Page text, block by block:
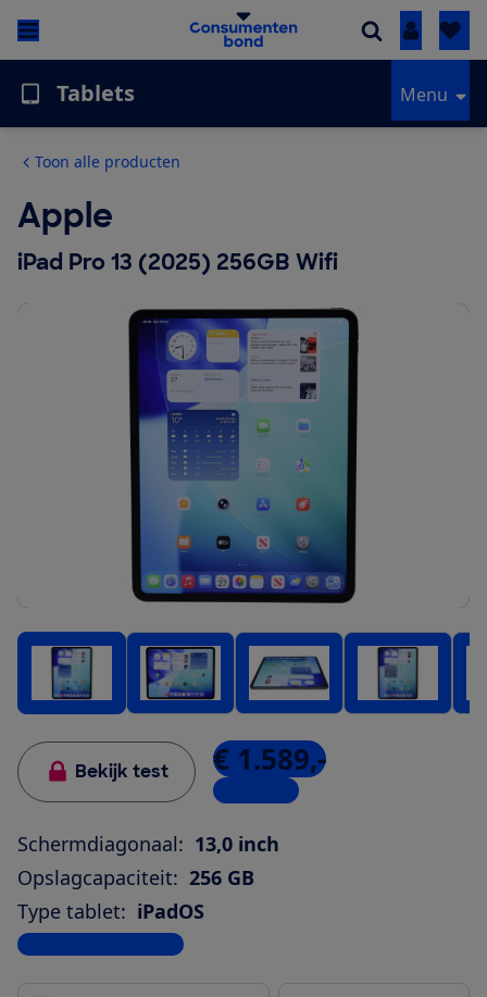
Inloggen
Tablets Menu
Toon alle producten
Apple
iPad Pro 13 (2025) 256GB Wifi
Bekijk test € 1.589,-
10 winkels
Schermdiagonaal: 13,0 inch
Opslagcapaciteit: 256 GB
Type tablet: iPadOS
Bekijk alle specificaties